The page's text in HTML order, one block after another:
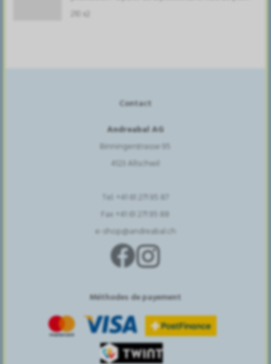
210 x2
Contact
Andreabal AG
Binningerstrasse 95
4123 Allschwil
Tel. +41 61 271 95 87
Fax +41 61 271 95 88
e-shop@andreabal.ch
Méthodes de payement